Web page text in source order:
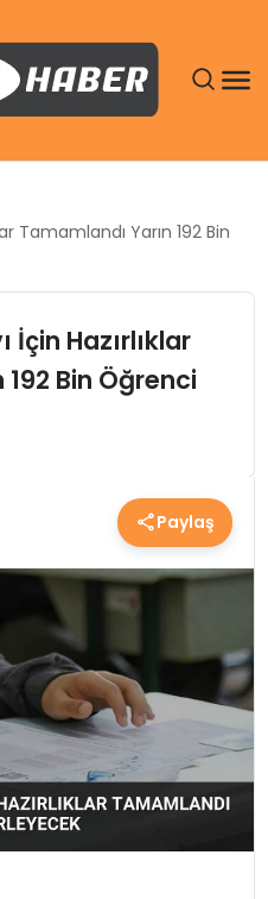
Tamamlandı Yarın 192 Bin
İçin Hazırlıklar
Bin Öğrenci
Paylaş